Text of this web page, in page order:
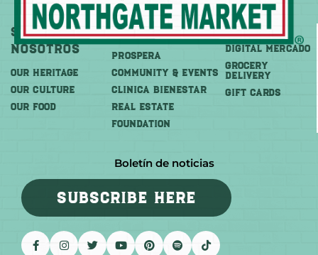
Sobre
Nosotros
OUR HERITAGE
OUR CULTURE
OUR FOOD
Más
PROSPERA
COMMUNITY & EVENTS
CLINICA BIENESTAR
REAL ESTATE
FOUNDATION
Comprar
DIGITAL MERCADO
Grocery
Delivery
GIFT CARDS
Boletín de noticias
SUBSCRIBE HERE